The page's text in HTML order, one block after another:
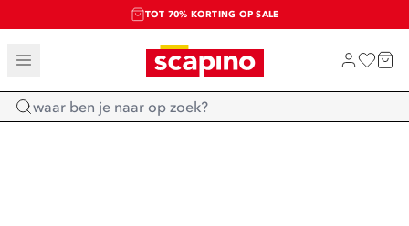
TOT 70% KORTING OP SALE
SALE: LAATSTE KANS!
SHOP NIEUW
Home